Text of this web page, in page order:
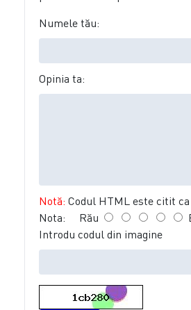
Numele tău:
Opinia ta:
Notă: Codul HTML este citit
Nota: Rău
Introdu codul din imagine